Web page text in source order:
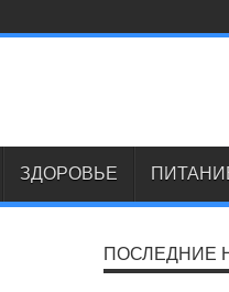
ЗДОРОВЬЕ
ПОСЛЕДНИЕ